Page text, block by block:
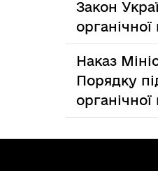
Закон
органічної
Наказ
Порядку